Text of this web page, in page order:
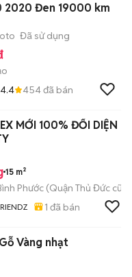
2020 Đen 19000 km
Đã sử dụng
4.4 454đã bán
MỚI 100% ĐỐI DIỆN
15 m²
Phước (Quận Thủ Đức cũ)
1 đã bán
Vàng nhạt